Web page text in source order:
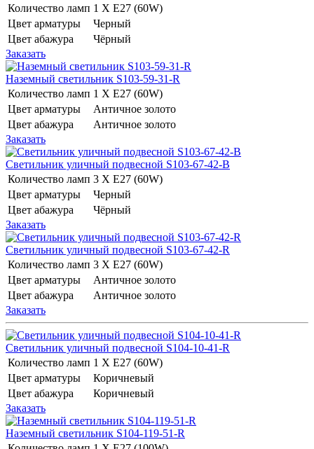
Количество ламп 1 Х E27 (60W)
Цвет арматуры
Черный
Цвет абажура
Чёрный
Заказать
Наземный светильник S103-59-31-R
Количество ламп 1 Х E27 (60W)
Цвет арматуры
Античное золото
Цвет абажура
Античное золото
Заказать
Светильник уличный подвесной S103-67-42-B
Количество ламп 3 Х E27 (60W)
Цвет арматуры
Черный
Цвет абажура
Чёрный
Заказать
Светильник уличный подвесной S103-67-42-R
Количество ламп 3 Х E27 (60W)
Цвет арматуры
Античное золото
Цвет абажура
Античное золото
Заказать
Светильник уличный подвесной S104-10-41-R
Количество ламп 1 Х E27 (60W)
Цвет арматуры
Коричневый
Цвет абажура
Коричневый
Заказать
Наземный светильник S104-119-51-R